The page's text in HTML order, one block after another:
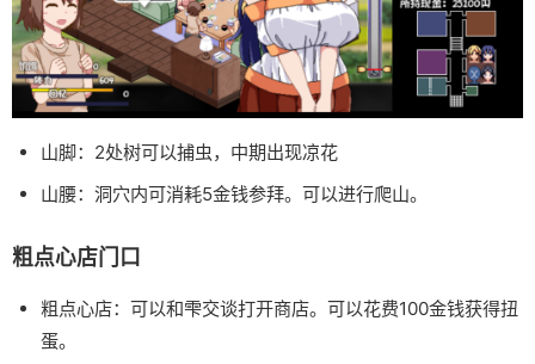
山脚：2处树可以捕虫，中期出现凉花
山腰：洞穴内可消耗5金钱参拜。可以进行爬山。
粗点心店门口
粗点心店：可以和雫交谈打开商店。可以花费100金钱获得扭
蛋。